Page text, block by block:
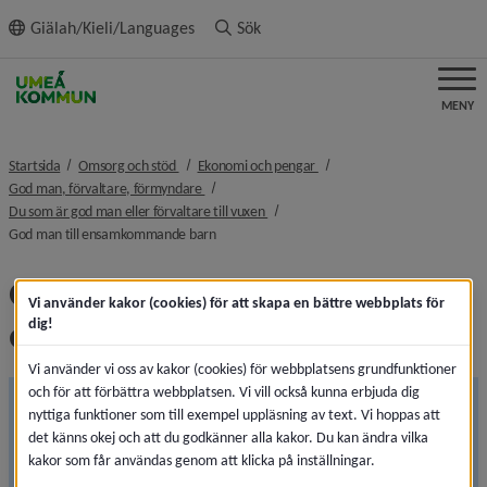
innehållet
Giälah/Kieli/Languages Sök
MENY
Startsida Omsorg och stöd nivå i brödsmulenavigeringen
Ekonomi och pengar nivå i brödsmulenavigeringen
God man, förvaltare, förmyndare nivå i brödsmulenavigeringen
Du som är god man eller förvaltare till vuxen nivå i brödsmulenavigeringen
God man till ensamkommande barnnivå i brödsmulenavigeringen
God man till
ensamkommande barn
Informationen på sidan ses över
Den 1 juli 2026 träder flera lagändringar inom
ställföreträdarområdet i kraft. Vi uppdaterar därför
Vi använder kakor (cookies) för att skapa en bättre webbplats för
dig!
Vi använder vi oss av kakor (cookies) för webbplatsens grundfunktioner
och för att förbättra webbplatsen. Vi vill också kunna erbjuda dig
nyttiga funktioner som till exempel uppläsning av text. Vi hoppas att
det känns okej och att du godkänner alla kakor. Du kan ändra vilka
kakor som får användas genom att klicka på inställningar.